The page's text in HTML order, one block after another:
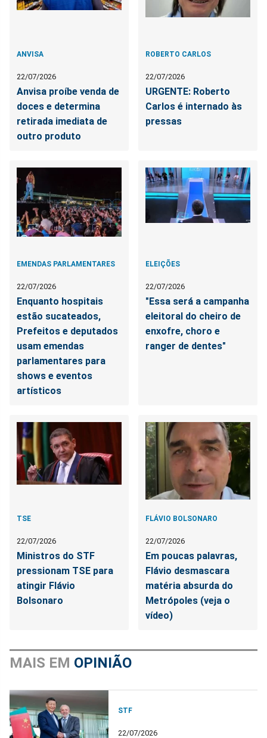
ANVISA
22/07/2026
Anvisa proíbe venda de
doces e determina
retirada imediata de
outro produto
ROBERTO CARLOS
22/07/2026
URGENTE: Roberto
Carlos é internado às
pressas
EMENDAS PARLAMENTARES
22/07/2026
Enquanto hospitais
estão sucateados,
Prefeitos e deputados
usam emendas
parlamentares para
shows e eventos
artísticos
ELEIÇÕES
22/07/2026
"Essa será a campanha
eleitoral do cheiro de
enxofre, choro e
ranger de dentes"
TSE
22/07/2026
Ministros do STF
pressionam TSE para
atingir Flávio
Bolsonaro
FLÁVIO BOLSONARO
22/07/2026
Em poucas palavras,
Flávio desmascara
matéria absurda do
Metrópoles (veja o
vídeo)
MAIS EM OPINIÃO
STF
22/07/2026